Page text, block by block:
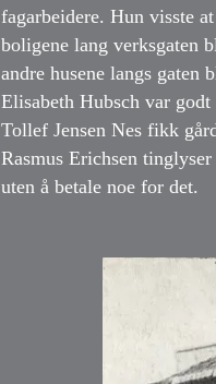
fagarbeidere. Hun visste
boligene lang verksgaten
andre husene langs gaten
Elisabeth Hubsch var
Tollef Jensen Nes fikk
Rasmus Erichsen
uten å betale noe for det.